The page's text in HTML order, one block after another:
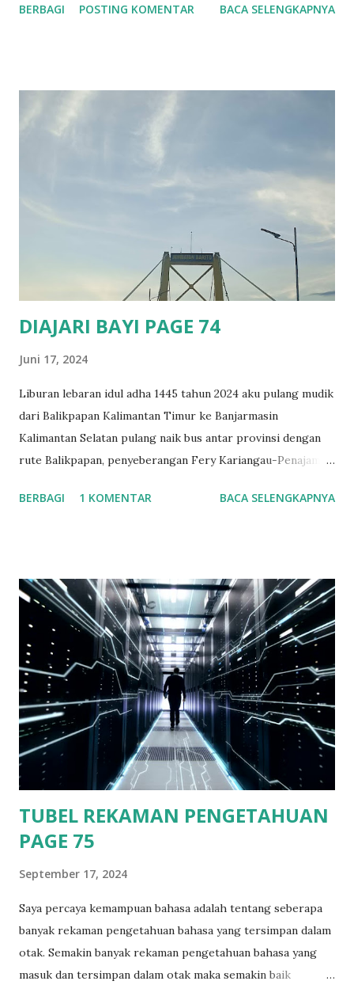
dari jantan. Jantan mempunyai lentera lebih besar dari
kedipan lentera jantan dan direspon oleh betina adalah
digunakan untuk berburu kunang betina dengan
menggunakan kedipan cahaya dari pen light untuk meniru
pola kedipan cahaya dari jantan. Kemampuan berburu
kunang betina dan menangkap betina kunang jenis P. pyralis
menjadikannya ideal untuk mempelajarinya dan meneliti
BERBAGI POSTING KOMENTAR BACA SELENGKAPNYA
DIAJARI BAYI PAGE 74
Juni 17, 2024
Liburan lebaran idul adha 1445 tahun 2024 aku pulang mudik
dari Balikpapan Kalimantan Timur ke Banjarmasin
Kalimantan Selatan pulang naik bus antar provinsi dengan
rute Balikpapan, penyeberangan Fery Kariangau-Penajam
Binuang, Mataraman, Astambul, Martapura, Banjarbaru,
keadaanny antri mau masuk ke Fery. Karena mendekati mau
libur hari raya kurban dan weekend jadi diperkirakan
karena ituah banyak orang melakukan perjalanan Kaltim ke
Kalsel. Saat di Fery aku naik ke rooftop ada tempat duduk di
samping ruangan kapten pengemudi fery. Saat itu bulan
telah terlihat dengan terang, suasana langit yang cerah
membuat bulan dan bintang terlihat terang dan jelas. Sambil
memandang ke langit dengan hiasan bulan dan bintang yang
terlihat begitu indah. Ditambah hembusan angin laut malam
ya...
BERBAGI 1 KOMENTAR BACA SELENGKAPNYA
TUBEL REKAMAN PENGETAHUAN
PAGE 75
September 17, 2024
Saya percaya kemampuan bahasa adalah tentang seberapa
banyak rekaman pengetahuan bahasa yang tersimpan dalam
otak. Semakin banyak rekaman pengetahuan bahasa yang
masuk dan tersimpan dalam otak maka semakin baik